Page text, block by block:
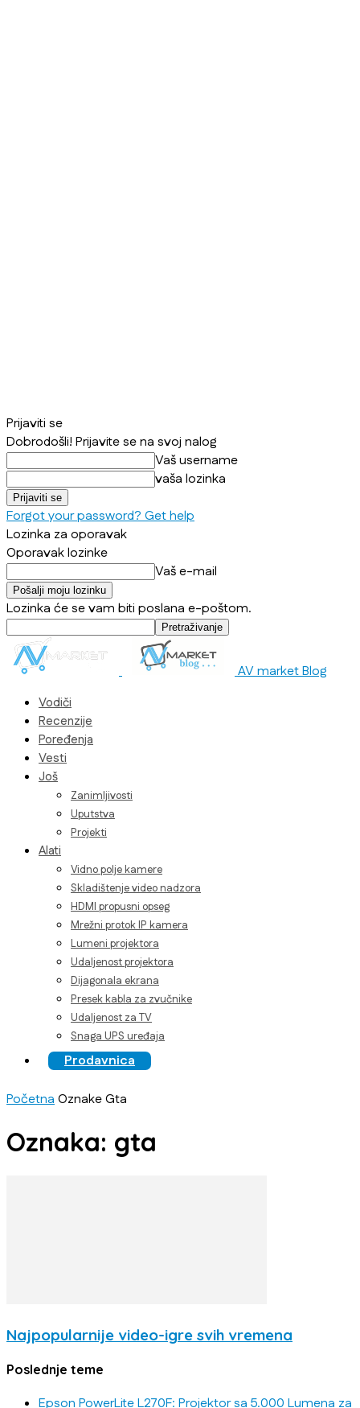
Prijaviti se
Dobrodošli! Prijavite se na svoj nalog
Vaš username
vaša lozinka
Forgot your password? Get help
Lozinka za oporavak
Oporavak lozinke
Vaš e-mail
Lozinka će se vam biti poslana e-poštom.
AV market Blog
Vodiči
Recenzije
Poređenja
Vesti
Još
Zanimljivosti
Uputstva
Projekti
Alati
Vidno polje kamere
Skladištenje video nadzora
HDMI propusni opseg
Mrežni protok IP kamera
Lumeni projektora
Udaljenost projektora
Dijagonala ekrana
Presek kabla za zvučnike
Udaljenost za TV
Snaga UPS uređaja
Prodavnica
PočetnaOznakeGta
Oznaka: gta
Najpopularnije video-igre svih vremena
Poslednje teme
Epson PowerLite L270F: Projektor sa 5.000 Lumena za